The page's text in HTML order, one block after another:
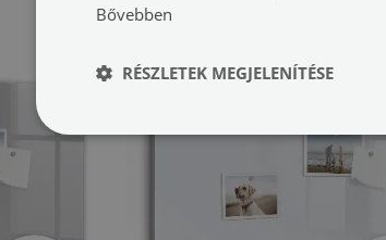
Bővebben
RÉSZLETEK MEGJELENÍTÉSE